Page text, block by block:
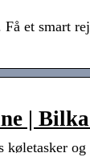
et smart
|